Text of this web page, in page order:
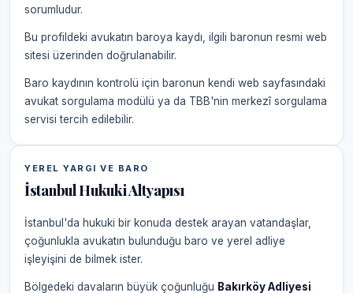
sorumludur.
Bu profildeki avukatın baroya kaydı, ilgili baronun resmi web
sitesi üzerinden doğrulanabilir.
Baro kaydının kontrolü için baronun kendi web sayfasındaki
avukat sorgulama modülü ya da TBB'nin merkezî sorgulama
servisi tercih edilebilir.
YEREL YARGI VE BARO
İstanbul Hukuki Altyapısı
İstanbul'da hukuki bir konuda destek arayan vatandaşlar,
çoğunlukla avukatın bulunduğu baro ve yerel adliye
işleyişini de bilmek ister.
Bölgedeki davaların büyük çoğunluğu Bakırköy Adliyesi